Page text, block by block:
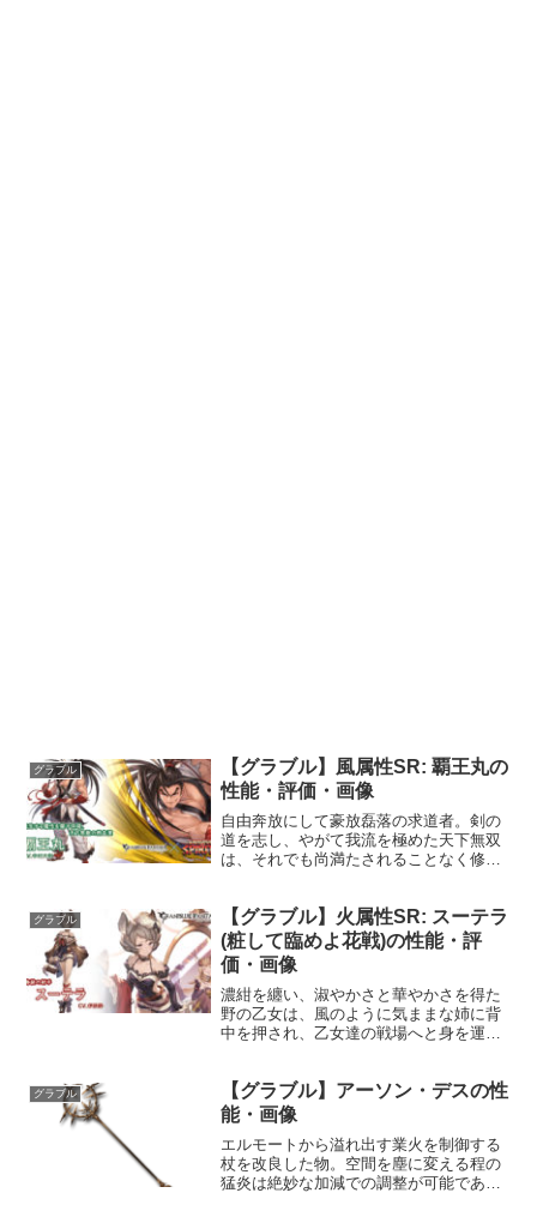
グラブル
【グラブル】風属性SR: 覇王丸の
性能・評価・画像
自由奔放にして豪放磊落の求道者。剣の
道を志し、やがて我流を極めた天下無双
は、それでも尚満たされることなく修羅
七寸体重：64kg種族：ヒューマン趣味：
修行好き：決闘嫌い：...
グラブル
【グラブル】火属性SR: スーテラ
(粧して臨めよ花戦)の性能・評
価・画像
濃紺を纏い、淑やかさと華やかさを得た
野の乙女は、風のように気ままな姉に背
中を押され、乙女達の戦場へと身を運
他人の耳かき（達成感があるので）好
き：二度寝、洗濯苦手：早起...
グラブル
【グラブル】アーソン・デスの性
能・画像
エルモートから溢れ出す業火を制御する
杖を改良した物。空間を塵に変える程の
猛炎は絶妙な加減での調整が可能であ